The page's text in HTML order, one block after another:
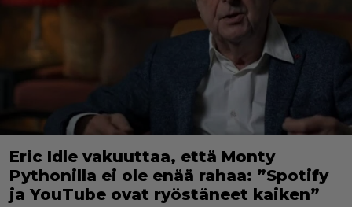
Eric Idle vakuuttaa, että Monty
Pythonilla ei ole enää rahaa: ”Spotify
ja YouTube ovat ryöstäneet kaiken”